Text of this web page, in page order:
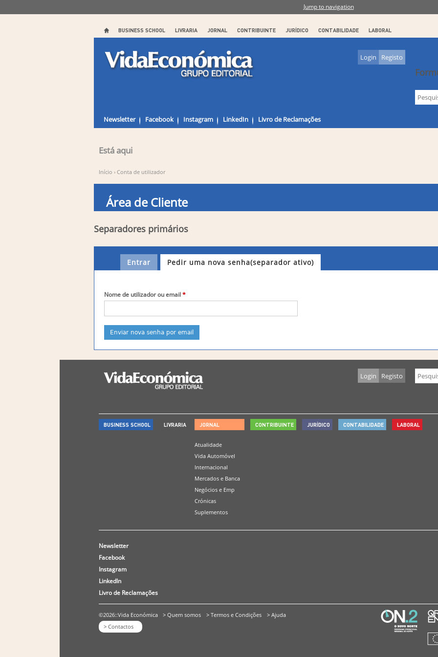
Jump to navigation
BUSINESS SCHOOL LIVRARIA JORNAL CONTRIBUINTE JURÍDICO CONTABILIDADE LABORAL
Login Registo
Newsletter Facebook Instagram LinkedIn Livro de Reclamações
Está aqui
Início › Conta de utilizador
Área de Cliente
Separadores primários
Entrar Pedir uma nova senha(separador ativo)
Nome de utilizador ou email*
Login Registo
BUSINESS SCHOOL LIVRARIA JORNAL
Atualidade
Vida Automóvel
Internacional
Mercados e Banca
Negócios e Emp
Crónicas
Suplementos
CONTRIBUINTE JURÍDICO CONTABILIDADE LABORAL
Newsletter
Facebook
Instagram
LinkedIn
Livro de Reclamações
©2026::Vida Económica
> Contactos
> Quem somos > Termos e Condições > Ajuda